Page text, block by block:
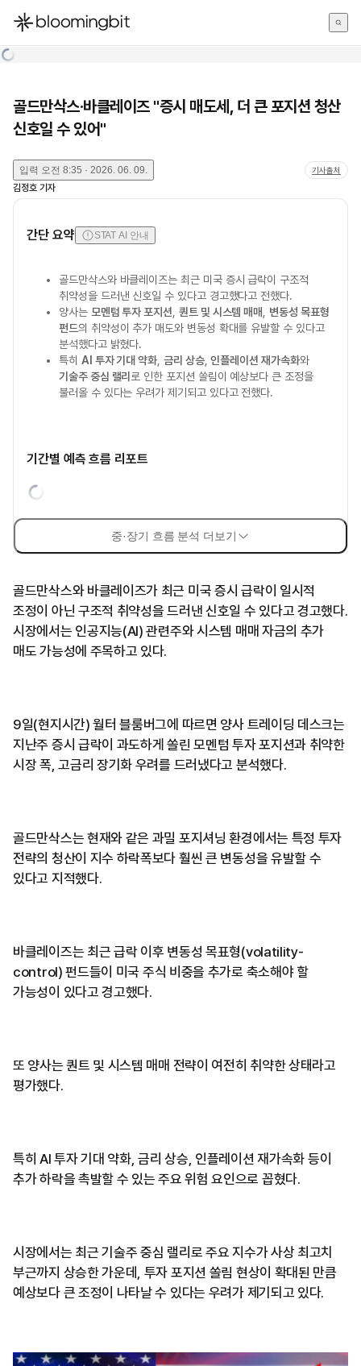
한국어
골드만삭스·바클레이즈 "증시 매도세, 더 큰 포지션 청산
신호일 수 있어"
입력 오전 8:35 · 2026. 06. 09. 기사출처
김정호 기자
간단 요약 STAT AI 안내
골드만삭스와 바클레이즈는 최근 미국 증시 급락이 구조적
취약성을 드러낸 신호일 수 있다고 경고했다고 전했다.
양사는 모멘텀 투자 포지션 퀀트 및 시스템 매매
변동성 목표형
펀드의 취약성이 추가 매도와 변동성 확대를 유발할 수 있다고
분석했다고 밝혔다.
특히 AI 투자 기대 약화 금리 상승,인플레이션 재가속화와
기술주 중심 랠리 로 인한 포지션 쏠림이 예상보다 큰 조정을
불러올 수 있다는 우려가 제기되고 있다고 전했다.
기간별 예측 흐름 리포트
중·장기 흐름 분석 더보기
골드만삭스와 바클레이즈가 최근 미국 증시 급락이 일시적
조정이 아닌 구조적 취약성을 드러낸 신호일 수 있다고 경고했다.
시장에서는 인공지능(AI) 관련주와 시스템 매매 자금의 추가
매도 가능성에 주목하고 있다.
9일(현지시간) 월터 블룸버그에 따르면 양사 트레이딩 데스크는
지난주 증시 급락이 과도하게 쏠린 모멘텀 투자 포지션과 취약한
시장 폭, 고금리 장기화 우려를 드러냈다고 분석했다.
골드만삭스는 현재와 같은 과밀 포지셔닝 환경에서는 특정 투자
전략의 청산이 지수 하락폭보다 훨씬 큰 변동성을 유발할 수
있다고 지적했다.
바클레이즈는 최근 급락 이후 변동성 목표형(volatility-
control) 펀드들이 미국 주식 비중을 추가로 축소해야 할
가능성이 있다고 경고했다.
또 양사는 퀀트 및 시스템 매매 전략이 여전히 취약한 상태라고
평가했다.
특히 AI 투자 기대 약화, 금리 상승, 인플레이션 재가속화 등이
추가 하락을 촉발할 수 있는 주요 위험 요인으로 꼽혔다.
시장에서는 최근 기술주 중심 랠리로 주요 지수가 사상 최고치
부근까지 상승한 가운데, 투자 포지션 쏠림 현상이 확대된 만큼
예상보다 큰 조정이 나타날 수 있다는 우려가 제기되고 있다.